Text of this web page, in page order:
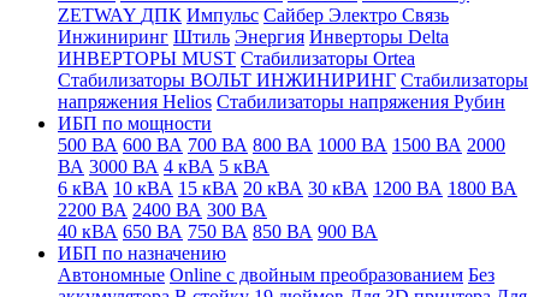
ZETWAY ДПК Импульс Сайбер Электро Связь
Инжиниринг Штиль Энергия Инверторы Delta
ИНВЕРТОРЫ MUST Стабилизаторы Ortea
Стабилизаторы ВОЛЬТ ИНЖИНИРИНГ Стабилизаторы
напряжения Helios Стабилизаторы напряжения Рубин
ИБП по мощности
500 ВА 600 ВА 700 ВА 800 ВА 1000 ВА 1500 ВА 2000
ВА 3000 ВА 4 кВА 5 кВА
6 кВА 10 кВА 15 кВА 20 кВА 30 кВА 1200 ВА 1800 ВА
2200 ВА 2400 ВА 300 ВА
40 кВА 650 ВА 750 ВА 850 ВА 900 ВА
ИБП по назначению
Автономные Online с двойным преобразованием Без